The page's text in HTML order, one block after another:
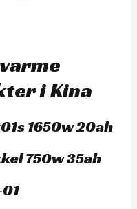
i Kina
1650w 20ah
750w 35ah